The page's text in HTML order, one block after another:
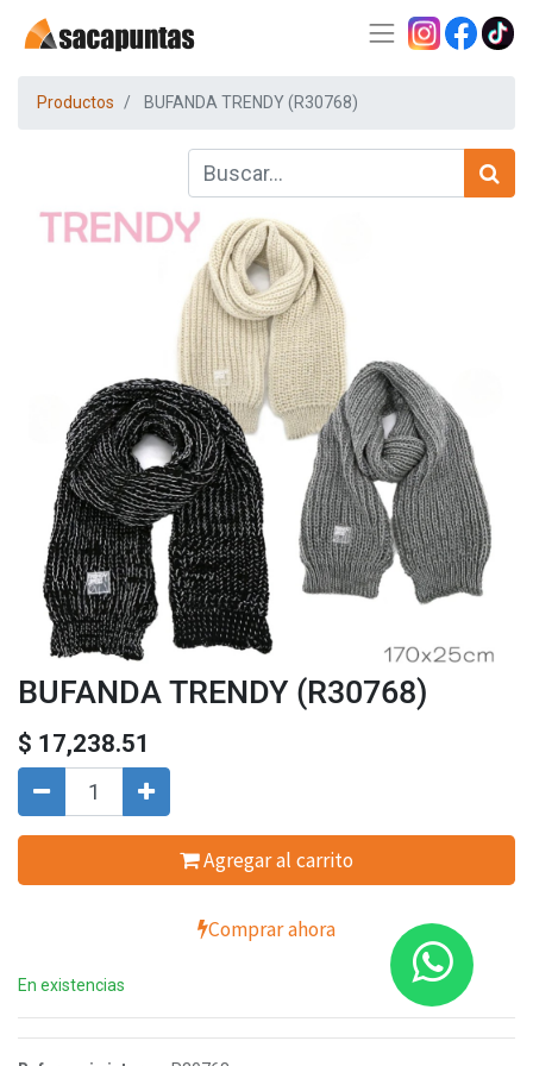
Productos BUFANDA TRENDY (R30768)
BUFANDA TRENDY (R30768)
$ 17,238.51
Agregar al carrito
Comprar ahora
En existencias